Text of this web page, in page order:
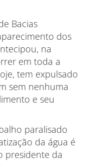
Bacias
dos
na
em toda a
tem expulsado
sem nenhuma
e seu
paralisado
da água é
presidente da